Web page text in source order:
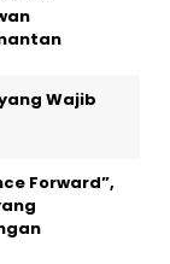
Wajib
Forward”,